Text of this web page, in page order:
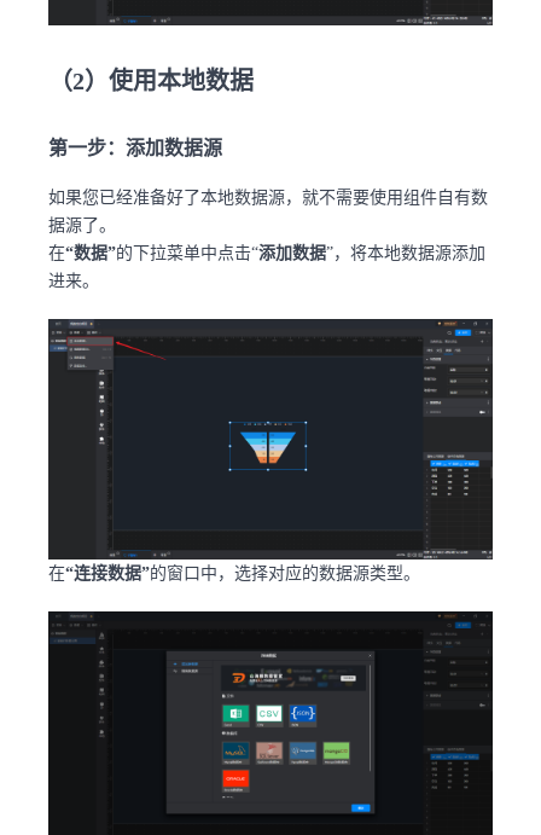
（2）使用本地数据
第一步：添加数据源
如果您已经准备好了本地数据源，就不需要使用组件自有数
据源了。
在“数据”的下拉菜单中点击“添加数据”，将本地数据源添加
进来。
在“连接数据”的窗口中，选择对应的数据源类型。